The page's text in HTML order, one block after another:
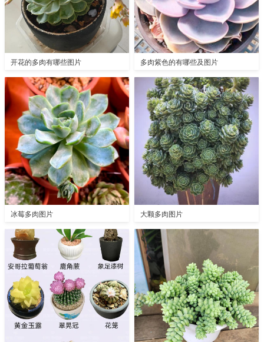
开花的多肉有哪些图片 多肉紫色的有哪些及图片
冰莓多肉图片 大颗多肉图片